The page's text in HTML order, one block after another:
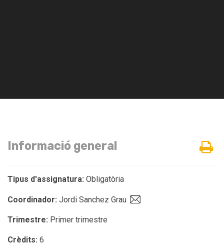
Informació general
Tipus d'assignatura: Obligatòria
Coordinador: Jordi Sanchez Grau
Trimestre: Primer trimestre
Crèdits: 6